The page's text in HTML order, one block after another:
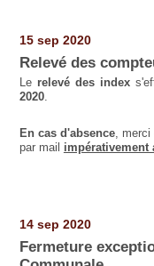
15 sep 2020
Relevé des
Le relevé des index
2020.
En cas d'absence ,
par mail impérativement
14 sep 2020
Fermeture